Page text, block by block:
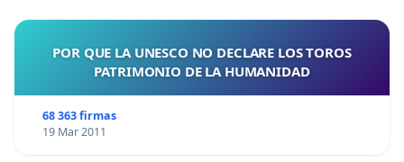
POR QUE LA UNESCO NO DECLARE LOS TOROS
PATRIMONIO DE LA HUMANIDAD
68 363 firmas
19 Mar 2011